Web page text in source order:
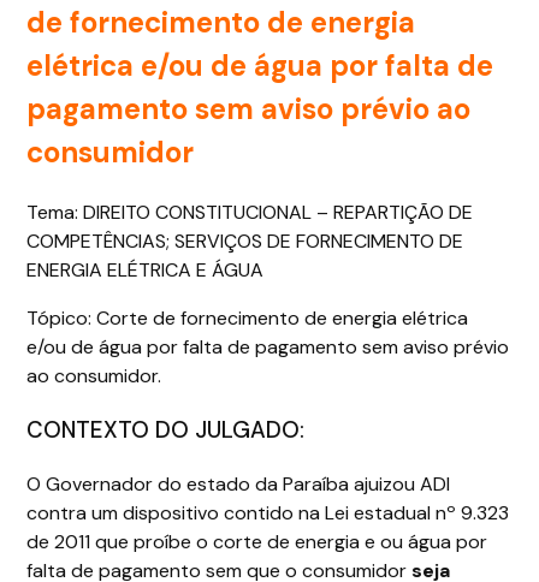
de fornecimento de energia
elétrica e/ou de água por falta de
pagamento sem aviso prévio ao
consumidor
Tema: DIREITO CONSTITUCIONAL – REPARTIÇÃO DE
COMPETÊNCIAS; SERVIÇOS DE FORNECIMENTO DE
ENERGIA ELÉTRICA E ÁGUA
Tópico: Corte de fornecimento de energia elétrica
e/ou de água por falta de pagamento sem aviso prévio
ao consumidor.
CONTEXTO DO JULGADO:
O Governador do estado da Paraíba ajuizou ADI
contra um dispositivo contido na Lei estadual nº 9.323
de 2011 que proíbe o corte de energia e ou água por
falta de pagamento sem que o consumidorseja